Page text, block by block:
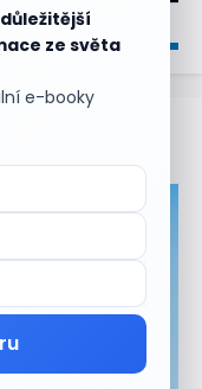
ze světa
e-booky